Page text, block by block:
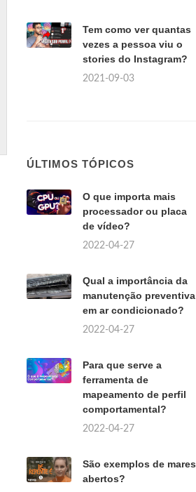
Tem como ver quantas
vezes a pessoa viu o
stories do Instagram?
2021-09-03
ÚLTIMOS TÓPICOS
O que importa mais
processador ou placa
de vídeo?
2022-04-27
Qual a importância da
manutenção preventiva
em ar condicionado?
2022-04-27
Para que serve a
ferramenta de
mapeamento de perfil
comportamental?
2022-04-27
São exemplos de mares
abertos?